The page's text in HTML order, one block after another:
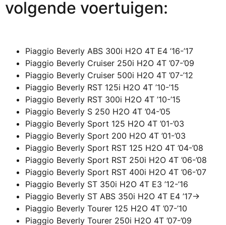
volgende voertuigen:
Piaggio Beverly ABS 300i H2O 4T E4 ’16-’17
Piaggio Beverly Cruiser 250i H2O 4T ’07-’09
Piaggio Beverly Cruiser 500i H2O 4T ’07-’12
Piaggio Beverly RST 125i H2O 4T ’10-’15
Piaggio Beverly RST 300i H2O 4T ’10-’15
Piaggio Beverly S 250 H2O 4T ’04-’05
Piaggio Beverly Sport 125 H2O 4T ’01-’03
Piaggio Beverly Sport 200 H2O 4T ’01-’03
Piaggio Beverly Sport RST 125 H2O 4T ’04-’08
Piaggio Beverly Sport RST 250i H2O 4T ’06-’08
Piaggio Beverly Sport RST 400i H2O 4T ’06-’07
Piaggio Beverly ST 350i H2O 4T E3 ’12-’16
Piaggio Beverly ST ABS 350i H2O 4T E4 ’17->
Piaggio Beverly Tourer 125 H2O 4T ’07-’10
Piaggio Beverly Tourer 250i H2O 4T ’07-’09